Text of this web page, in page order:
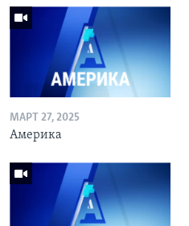
МАРТ 27, 2025
Америка